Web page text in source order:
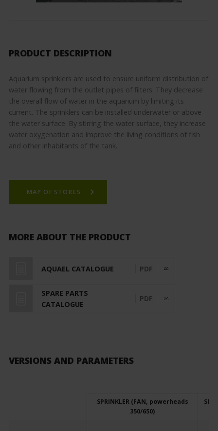
PRODUCT DESCRIPTION
Aquarium sprinklers are used to ensure uniform distribution of
water flowing from the outlet pipes of filters. They decrease
the overall flow of water in the aquarium by limiting its
current. The sprinklers can be installed underwater or above
the water surface. By stirring the water surface, they increase
water oxygenation and improve the living conditions of fish
and other inhabitants of the tank.
MAP OF STORES
MORE ABOUT THE PRODUCT
AQUAEL CATALOGUE PDF
SPARE PARTS
CATALOGUE
PDF
VERSIONS AND PARAMETERS
SPRINKLER (FAN, powerheads
350/650)